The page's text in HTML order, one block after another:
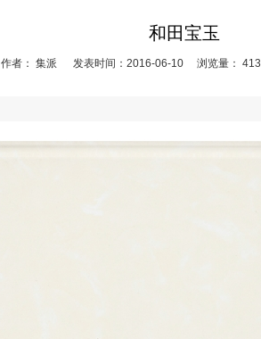
和田宝玉
作者： 集派 发表时间：2016-06-10 浏览量： 413